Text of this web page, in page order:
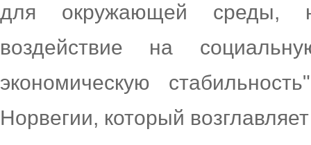
для окружающей среды,
воздействие на
экономическую
Норвегии, который возглавляет